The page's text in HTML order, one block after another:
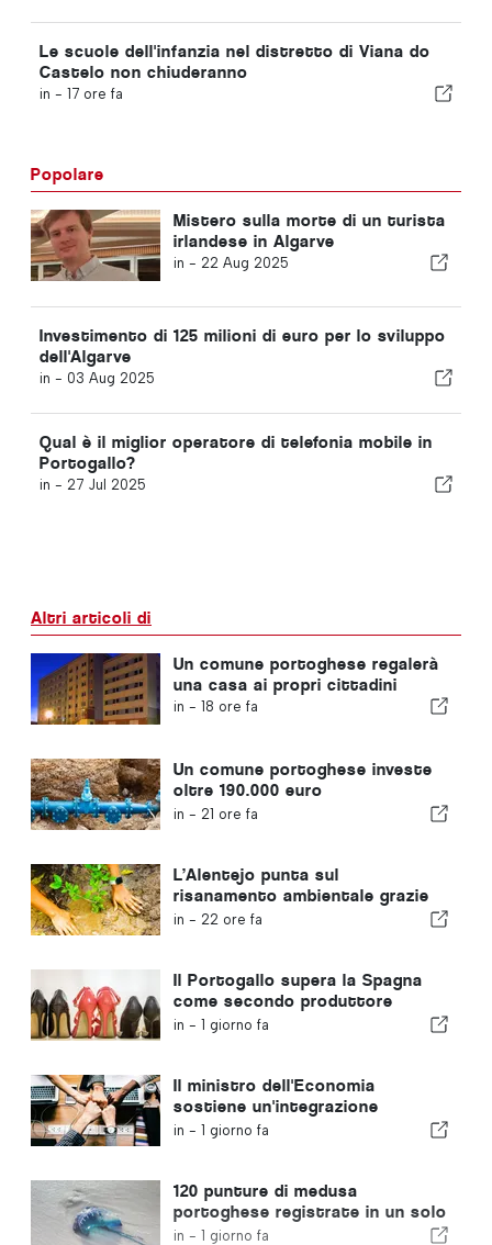
Le scuole dell'infanzia nel distretto di Viana do
Castelo non chiuderanno
in - 17 ore fa
Popolare
Mistero sulla morte di un turista
irlandese in Algarve
in - 22 Aug 2025
Investimento di 125 milioni di euro per lo sviluppo
dell'Algarve
in - 03 Aug 2025
Qual è il miglior operatore di telefonia mobile in
Portogallo?
in - 27 Jul 2025
Altri articoli di
Un comune portoghese regalerà
una casa ai propri cittadini
in - 18 ore fa
Un comune portoghese investe
oltre 190.000 euro
nell'approvvigionamento idrico
in - 21 ore fa
L’Alentejo punta sul
risanamento ambientale grazie
ai fondi europei
in - 22 ore fa
Il Portogallo supera la Spagna
come secondo produttore
europeo di calzature
in - 1 giorno fa
Il ministro dell'Economia
sostiene un'integrazione
regolamentata e garantisce un
in - 1 giorno fa
120 punture di medusa
portoghese registrate in un solo
giorno
in - 1 giorno fa